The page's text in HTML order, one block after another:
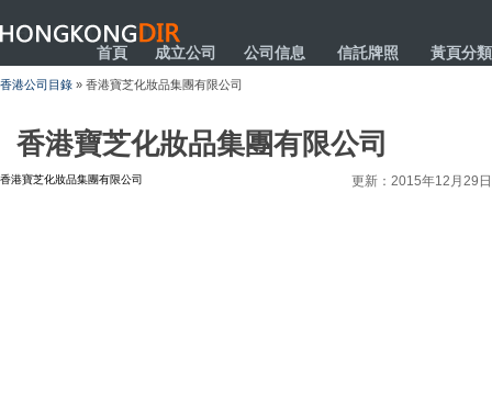
HONGKONGDIR
首頁 成立公司 公司信息 信託牌照 黃頁分類
香港公司目錄 » 香港寶芝化妝品集團有限公司
香港寶芝化妝品集團有限公司
香港寶芝化妝品集團有限公司 更新：2015年12月29日